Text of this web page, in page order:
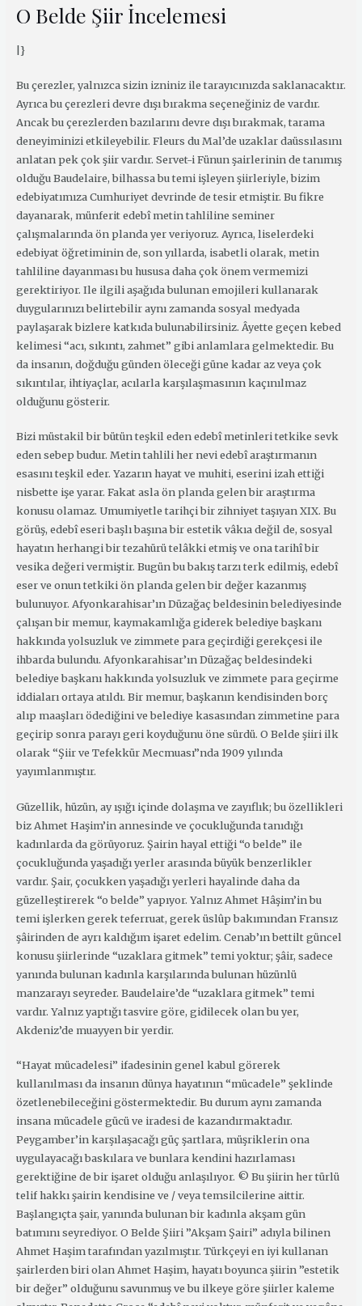
O Belde Şiir İncelemesi
|}
Bu çerezler, yalnızca sizin izniniz ile tarayıcınızda saklanacaktır.
Ayrıca bu çerezleri devre dışı bırakma seçeneğiniz de vardır.
Ancak bu çerezlerden bazılarını devre dışı bırakmak, tarama
deneyiminizi etkileyebilir. Fleurs du Mal’de uzaklar daüssılasını
anlatan pek çok şiir vardır. Servet-i Fünun şairlerinin de tanımış
olduğu Baudelaire, bilhassa bu temi işleyen şiirleriyle, bizim
edebiyatımıza Cumhuriyet devrinde de tesir etmiştir. Bu fikre
dayanarak, münferit edebî metin tahliline seminer
çalışmalarında ön planda yer veriyoruz. Ayrıca, liselerdeki
edebiyat öğretiminin de, son yıllarda, isabetli olarak, metin
tahliline dayanması bu hususa daha çok önem vermemizi
gerektiriyor. Ile ilgili aşağıda bulunan emojileri kullanarak
duygularınızı belirtebilir aynı zamanda sosyal medyada
paylaşarak bizlere katkıda bulunabilirsiniz. Âyette geçen kebed
kelimesi “acı, sıkıntı, zahmet” gibi anlamlara gelmektedir. Bu
da insanın, doğduğu günden öleceği güne kadar az veya çok
sıkıntılar, ihtiyaçlar, acılarla karşılaşmasının kaçınılmaz
olduğunu gösterir.
Bizi müstakil bir bütün teşkil eden edebî metinleri tetkike sevk
eden sebep budur. Metin tahlili her nevi edebî araştırmanın
esasını teşkil eder. Yazarın hayat ve muhiti, eserini izah ettiği
nisbette işe yarar. Fakat asla ön planda gelen bir araştırma
konusu olamaz. Umumiyetle tarihçi bir zihniyet taşıyan XIX. Bu
görüş, edebî eseri başlı başına bir estetik vâkıa değil de, sosyal
hayatın herhangi bir tezahürü telâkki etmiş ve ona tarihî bir
vesika değeri vermiştir. Bugün bu bakış tarzı terk edilmiş, edebî
eser ve onun tetkiki ön planda gelen bir değer kazanmış
bulunuyor. Afyonkarahisar’ın Düzağaç beldesinin belediyesinde
çalışan bir memur, kaymakamlığa giderek belediye başkanı
hakkında yolsuzluk ve zimmete para geçirdiği gerekçesi ile
ihbarda bulundu. Afyonkarahisar’ın Düzağaç beldesindeki
belediye başkanı hakkında yolsuzluk ve zimmete para geçirme
iddiaları ortaya atıldı. Bir memur, başkanın kendisinden borç
alıp maaşları ödediğini ve belediye kasasından zimmetine para
geçirip sonra parayı geri koyduğunu öne sürdü. O Belde şiiri ilk
olarak “Şiir ve Tefekkür Mecmuası”nda 1909 yılında
yayımlanmıştır.
Güzellik, hüzün, ay ışığı içinde dolaşma ve zayıflık; bu özellikleri
biz Ahmet Haşim’in annesinde ve çocukluğunda tanıdığı
kadınlarda da görüyoruz. Şairin hayal ettiği “o belde” ile
çocukluğunda yaşadığı yerler arasında büyük benzerlikler
vardır. Şair, çocukken yaşadığı yerleri hayalinde daha da
güzelleştirerek “o belde” yapıyor. Yalnız Ahmet Hâşim’in bu
temi işlerken gerek teferruat, gerek üslûp bakımından Fransız
şâirinden de ayrı kaldığım işaret edelim. Cenab’ınbettilt güncel
konusu şiirlerinde “uzaklara gitmek” temi yoktur; şâir, sadece
yanında bulunan kadınla karşılarında bulunan hüzünlü
manzarayı seyreder. Baudelaire’de “uzaklara gitmek” temi
vardır. Yalnız yaptığı tasvire göre, gidilecek olan bu yer,
Akdeniz’de muayyen bir yerdir.
“Hayat mücadelesi” ifadesinin genel kabul görerek
kullanılması da insanın dünya hayatının “mücadele” şeklinde
özetlenebileceğini göstermektedir. Bu durum aynı zamanda
insana mücadele gücü ve iradesi de kazandırmaktadır.
Peygamber’in karşılaşacağı güç şartlara, müşriklerin ona
uygulayacağı baskılara ve bunlara kendini hazırlaması
gerektiğine de bir işaret olduğu anlaşılıyor. © Bu şiirin her türlü
telif hakkı şairin kendisine ve / veya temsilcilerine aittir.
Başlangıçta şair, yanında bulunan bir kadınla akşam gün
batımını seyrediyor. O Belde Şiiri ”Akşam Şairi” adıyla bilinen
Ahmet Haşim tarafından yazılmıştır. Türkçeyi en iyi kullanan
şairlerden biri olan Ahmet Haşim, hayatı boyunca şiirin ”estetik
bir değer” olduğunu savunmuş ve bu ilkeye göre şiirler kaleme